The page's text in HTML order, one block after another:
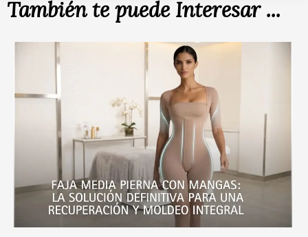
También te puede Interesar ...